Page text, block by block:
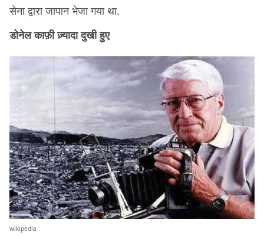
सेना द्वारा जापान भेजा गया था.
डोनेल काफ़ी ज़्यादा दुखी हुए
wikipedia